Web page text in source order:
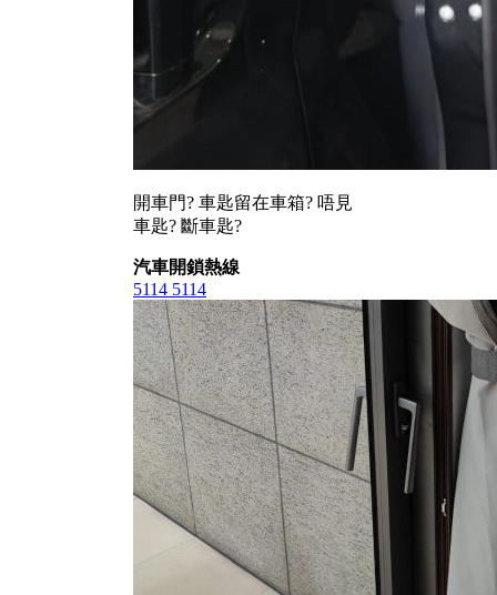
開車門? 車匙留在車箱? 唔見
車匙? 斷車匙?
汽車開鎖熱線
5114 5114